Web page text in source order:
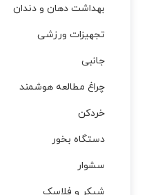
بهداشت دهان و دندان
تجهیزات ورزشی
جانبی
چراغ مطالعه هوشمند
خردکن
دستگاه بخور
سشوار
شیکر و فلاسک